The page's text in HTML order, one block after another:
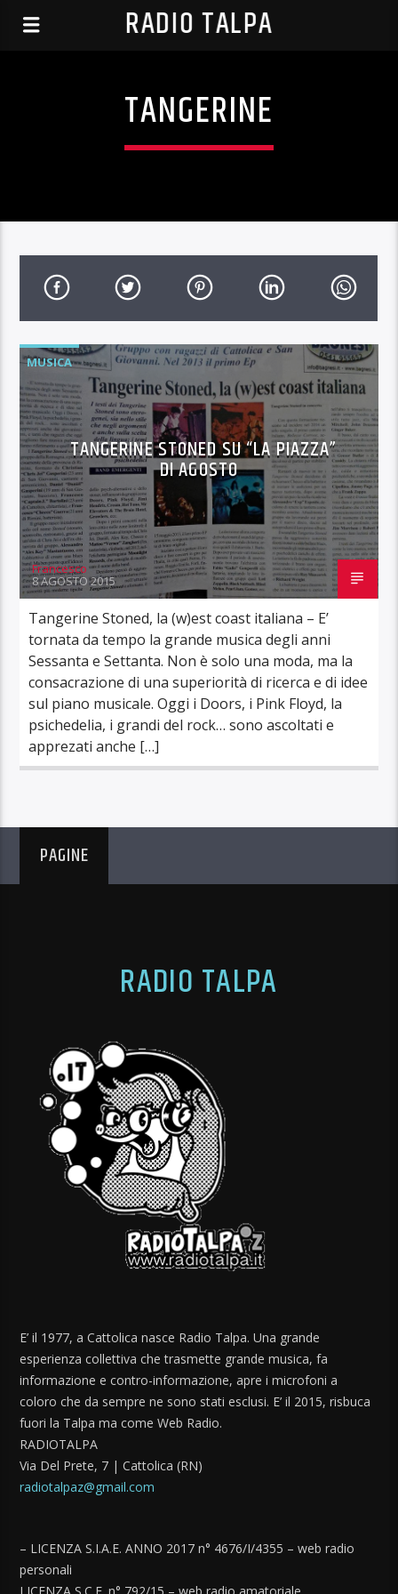
RADIO TALPA
TANGERINE
MUSICA
TANGERINE STONED SU “LA PIAZZA”
DI AGOSTO
Francesco
8 AGOSTO 2015
Tangerine Stoned, la (w)est coast italiana – E’
tornata da tempo la grande musica degli anni
Sessanta e Settanta. Non è solo una moda, ma la
consacrazione di una superiorità di ricerca e di idee
sul piano musicale. Oggi i Doors, i Pink Floyd, la
psichedelia, i grandi del rock… sono ascoltati e
apprezati anche […]
PAGINE
RADIO TALPA
E’ il 1977, a Cattolica nasce Radio Talpa. Una grande
esperienza collettiva che trasmette grande musica, fa
informazione e contro-informazione, apre i microfoni a
coloro che da sempre ne sono stati esclusi. E’ il 2015, risbuca
fuori la Talpa ma come Web Radio.
RADIOTALPA
Via Del Prete, 7 | Cattolica (RN)
radiotalpaz@gmail.com
– LICENZA S.I.A.E. ANNO 2017 n° 4676/I/4355 – web radio
personali